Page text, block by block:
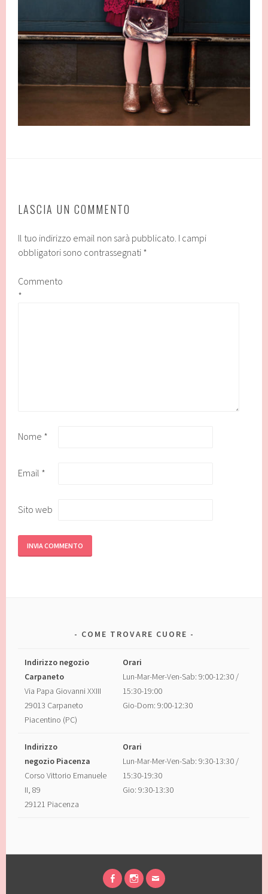
LASCIA UN COMMENTO
Il tuo indirizzo email non sarà pubblicato. I campi
obbligatori sono contrassegnati *
Commento
*
Nome *
Email *
Sito web
COME TROVARE CUORE
Indirizzo negozio
Carpaneto
Via Papa Giovanni XXIII
29013 Carpaneto
Piacentino (PC)
Orari
Lun-Mar-Mer-Ven-Sab: 9:00-12:30 /
15:30-19:00
Gio-Dom: 9:00-12:30
Indirizzo
negozio Piacenza
Corso Vittorio Emanuele
II, 89
29121 Piacenza
Orari
Lun-Mar-Mer-Ven-Sab: 9:30-13:30 /
15:30-19:30
Gio: 9:30-13:30